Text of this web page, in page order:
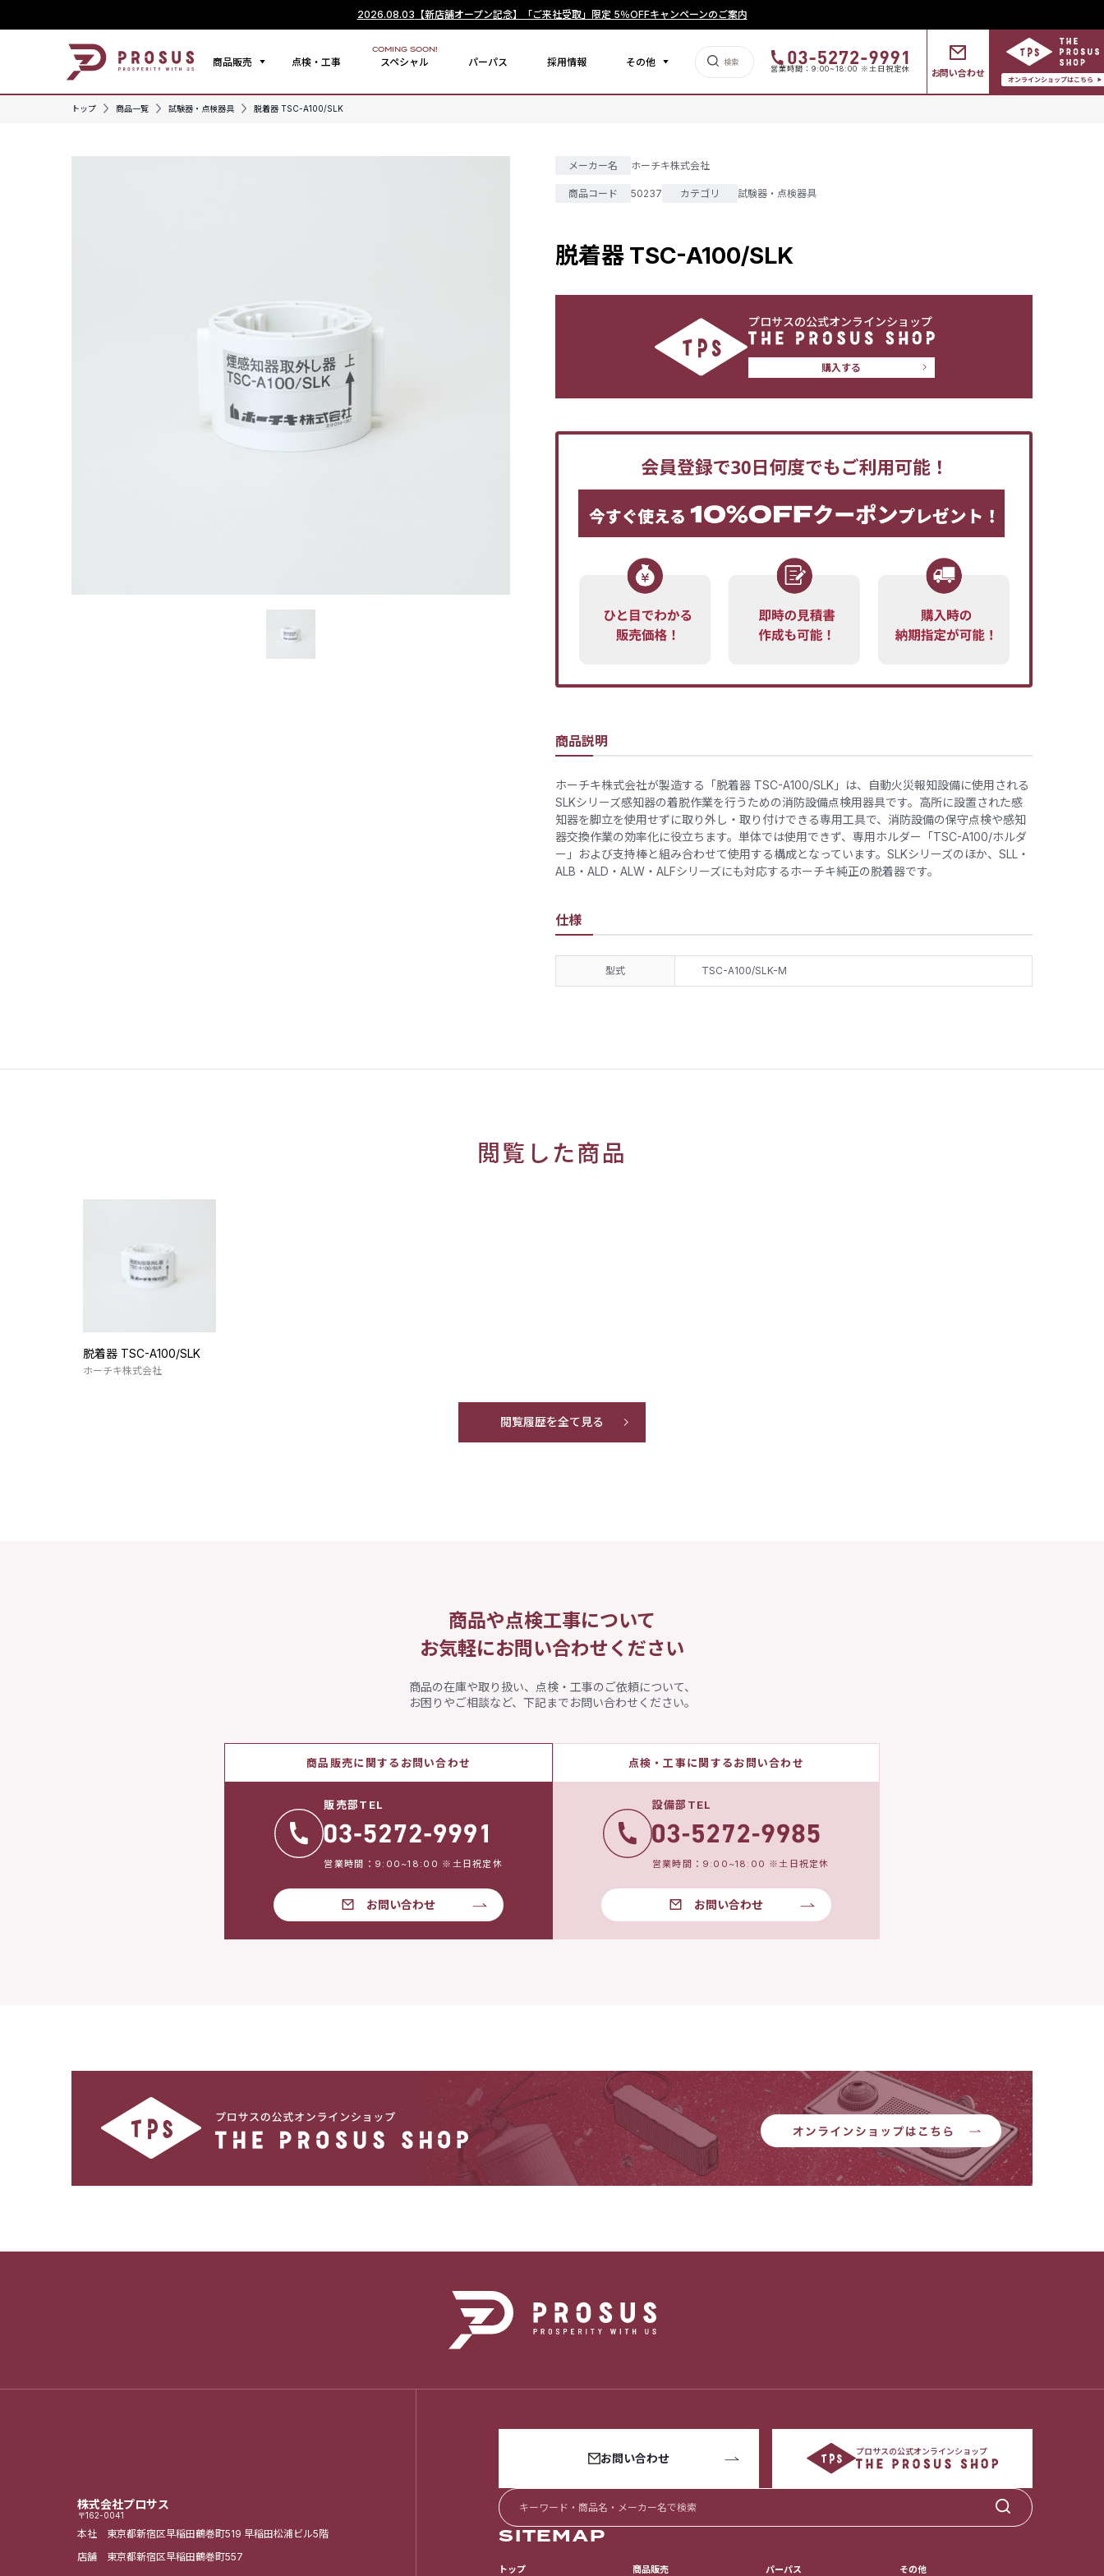
2026.08.03 【新店舗オープン記念】「ご来社受取」限定 5％OFFキャンペーンのご案内
商品販売 点検・工事 スペシャル
COMING SOON!
パーパス 採用情報 その他
営業時間：9:00~18:00 ※土日祝定休 お問い合わせ
トップ 商品一覧 試験器・点検器具 脱着器 TSC-A100/SLK
メーカー名 ホーチキ株式会社
商品コード 50237 カテゴリ 試験器・点検器具
脱着器 TSC-A100/SLK
プロサスの公式オンラインショップ
購入する
商品説明
ホーチキ株式会社が製造する「脱着器 TSC-A100/SLK」は、自動火災報知設備に使用される
SLKシリーズ感知器の着脱作業を行うための消防設備点検用器具です。高所に設置された感
知器を脚立を使用せずに取り外し・取り付けできる専用工具で、消防設備の保守点検や感知
器交換作業の効率化に役立ちます。単体では使用できず、専用ホルダー「TSC-A100/ホルダ
ー」および支持棒と組み合わせて使用する構成となっています。SLKシリーズのほか、SLL・
ALB・ALD・ALW・ALFシリーズにも対応するホーチキ純正の脱着器です。
仕様
型式 TSC-A100/SLK-M
閲覧した商品
脱着器 TSC-A100/SLK
ホーチキ株式会社
閲覧履歴を全て見る
商品や点検工事について
お気軽にお問い合わせください
商品の在庫や取り扱い、点検・工事のご依頼について、
お困りやご相談など、下記までお問い合わせください。
商品販売に関するお問い合わせ
販売部TEL
営業時間：9:00~18:00 ※土日祝定休
お問い合わせ
点検・工事に関するお問い合わせ
設備部TEL
営業時間：9:00~18:00 ※土日祝定休
お問い合わせ
株式会社プロサス
〒162-0041
本社 東京都新宿区早稲田鶴巻町519 早稲田松浦ビル5階
店舗 東京都新宿区早稲田鶴巻町557
お問い合わせ プロサスの公式オンラインショップ
SITEMAP
トップ 商品販売 パーパス その他